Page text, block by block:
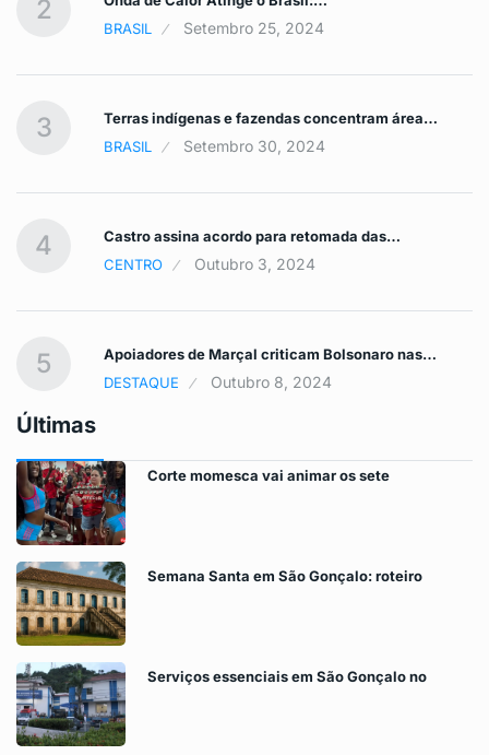
2
BRASIL
Setembro 25, 2024
3
Terras indígenas e fazendas concentram área…
BRASIL
Setembro 30, 2024
4
Castro assina acordo para retomada das…
CENTRO
Outubro 3, 2024
5
Apoiadores de Marçal criticam Bolsonaro nas…
DESTAQUE
Outubro 8, 2024
Últimas
Corte momesca vai animar os sete
Semana Santa em São Gonçalo: roteiro
Serviços essenciais em São Gonçalo no